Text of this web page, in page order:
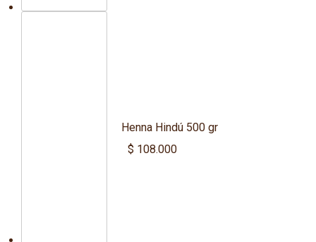
Henna Hindú 500 gr
$ 108.000